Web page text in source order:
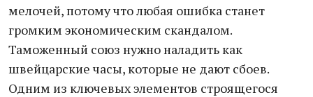
мелочей, потому что любая ошибка станет
громким экономическим скандалом.
Таможенный союз нужно наладить как
швейцарские часы, которые не дают сбоев.
Одним из ключевых элементов строящегося